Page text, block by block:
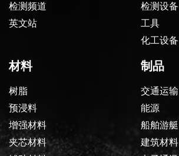
检测频道
英文站
检测设备
工具
化工设备
材料
树脂
预浸料
增强材料
夹芯材料
制品
交通运输
能源
船舶游艇
建筑材料